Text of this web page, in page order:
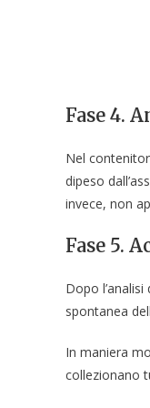
Fase 4.
Nel
dipeso
invece, non
Fase 5.
Dopo
spontanea
In maniera
collezionano